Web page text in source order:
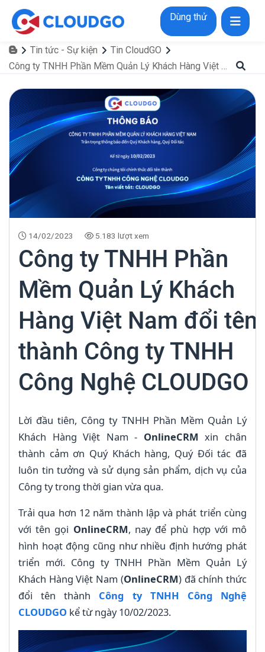
Dùng thử
Tin tức - Sự kiện
Tin CloudGO
Công ty TNHH Phần Mềm Quản Lý Khách Hàng Việt Nam đổi tên thành Công ty TNHH Công Nghệ CLOUDGO
14/02/2023 5.183 lượt xem
Công ty TNHH Phần
Mềm Quản Lý Khách
Hàng Việt Nam đổi tên
thành Công ty TNHH
Công Nghệ CLOUDGO
Lời đầu tiên, Công ty TNHH Phần Mềm Quản Lý
Khách Hàng Việt Nam - OnlineCRM xin chân
thành cảm ơn Quý Khách hàng, Quý Đối tác đã
luôn tin tưởng và sử dụng sản phẩm, dịch vụ của
Công ty trong thời gian vừa qua.
Trải qua hơn 12 năm thành lập và phát triển cùng
với tên gọi OnlineCRM, nay để phù hợp với mô
hình hoạt động cũng như nhiều định hướng phát
triển mới. Công ty TNHH Phần Mềm Quản Lý
Khách Hàng Việt Nam (OnlineCRM) đã chính thức
đổi tên thành Công ty TNHH Công Nghệ
CLOUDGO kể từ ngày 10/02/2023.